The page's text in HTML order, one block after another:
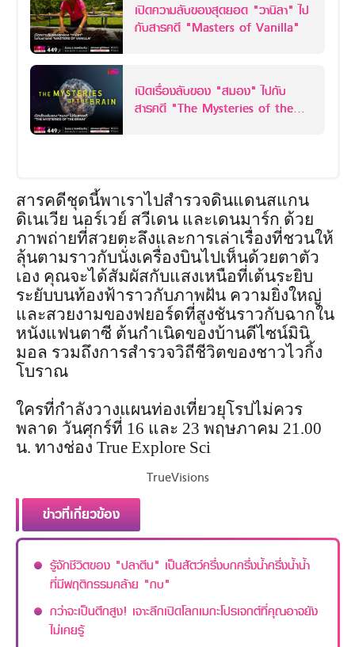
เปิดความลับของสุดยอด "วานิลา" ไป
กับสารคดี "Masters of Vanilla"
เปิดเรื่องลับของ "สมอง" ไปกับ
สารคดี "The Mysteries of the
สารคดีชุดนี้พาเราไปสำรวจดินแดนสแกน
ดิเนเวีย นอร์เวย์ สวีเดน และเดนมาร์ก ด้วย
ภาพถ่ายที่สวยตะลึงและการเล่าเรื่องที่ชวนให้
ลุ้นตามราวกับนั่งเครื่องบินไปเห็นด้วยตาตัว
เอง คุณจะได้สัมผัสกับแสงเหนือที่เต้นระยิบ
ระยับบนท้องฟ้าราวกับภาพฝัน ความยิ่งใหญ่
และสวยงามของฟยอร์ดที่สูงชันราวกับฉากใน
หนังแฟนตาซี ต้นกำเนิดของบ้านดีไซน์มินิ
มอล รวมถึงการสำรวจวิถีชีวิตของชาวไวกิ้ง
โบราณ
ใครที่กำลังวางแผนท่องเที่ยวยุโรปไม่ควร
พลาด วันศุกร์ที่ 16 และ 23 พฤษภาคม 21.00
น. ทางช่อง True Explore Sci
TrueVisions
ข่าวที่เกี่ยวข้อง
รู้จักชีวิตของ "ปลาตีน" เป็นสัตว์ครึ่งบกครึ่งน้ำครึ่งน้ำน้ำ
ที่มีพฤติกรรมคล้าย "กบ"
กว่าจะเป็นตึกสูง! เจาะลึกเปิดโลกเมกะโปรเจกต์ที่คุณอาจยัง
ไม่เคยรู้